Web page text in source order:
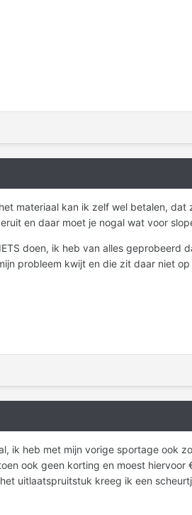
materiaal kan ik zelf wel betalen,
en daar moet je nogal wat voor
doen, ik heb van alles geprobeerd
probleem kwijt en die zit daar niet
ik heb met mijn vorige sportage ook
ook geen korting en moest
uitlaatspruitstuk kreeg ik een